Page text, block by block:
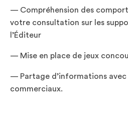
— Compréhension des
votre consultation sur les
l’Éditeur
— Mise en place de jeux
— Partage d’informations avec
commerciaux.